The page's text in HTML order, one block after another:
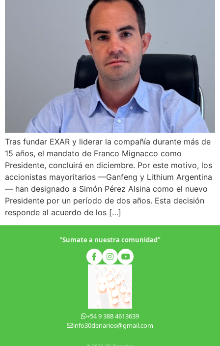
Tras fundar EXAR y liderar la compañía durante más de
15 años, el mandato de Franco Mignacco como
Presidente, concluirá en diciembre. Por este motivo, los
accionistas mayoritarios —Ganfeng y Lithium Argentina
— han designado a Simón Pérez Alsina como el nuevo
Presidente por un período de dos años. Esta decisión
responde al acuerdo de los […]
"Sumate a nuestra comunidad"
+54 9 388 4613639
info30denarios@gmail.com